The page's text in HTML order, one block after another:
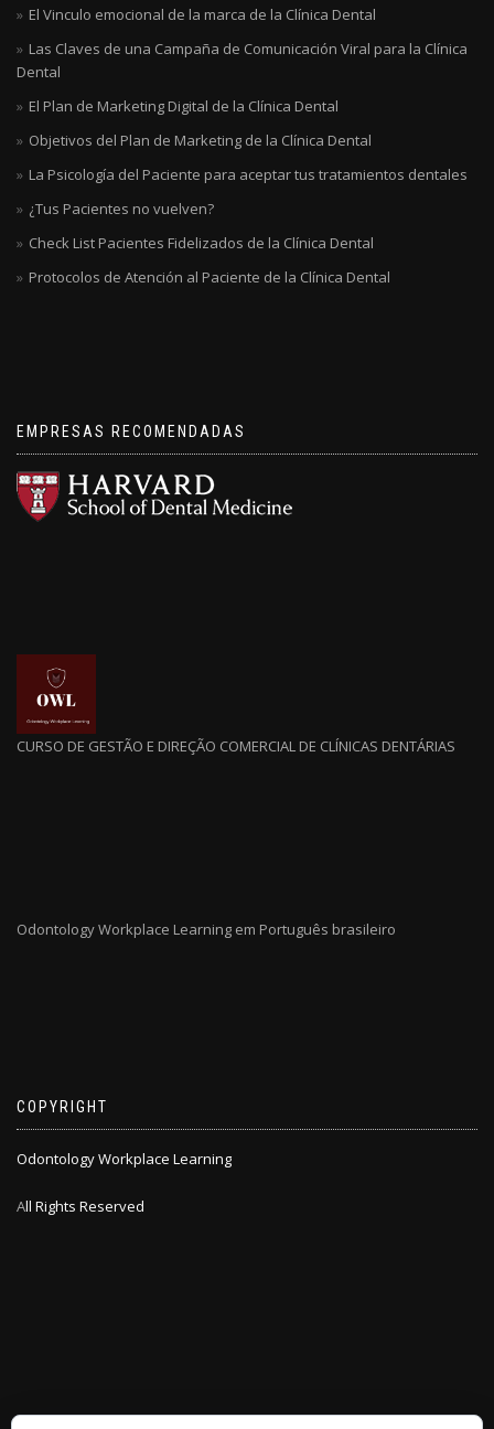
El Vinculo emocional de la marca de la Clínica Dental
Las Claves de una Campaña de Comunicación Viral para la Clínica
Dental
El Plan de Marketing Digital de la Clínica Dental
Objetivos del Plan de Marketing de la Clínica Dental
La Psicología del Paciente para aceptar tus tratamientos dentales
¿Tus Pacientes no vuelven?
Check List Pacientes Fidelizados de la Clínica Dental
Protocolos de Atención al Paciente de la Clínica Dental
EMPRESAS RECOMENDADAS
CURSO DE GESTÃO E DIREÇÃO COMERCIAL DE CLÍNICAS DENTÁRIAS
Odontology Workplace Learning em Português brasileiro
COPYRIGHT
Odontology Workplace Learning
All Rights Reserved